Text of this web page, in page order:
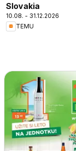
Slovakia
10.08. - 31.12.2026
TEMU